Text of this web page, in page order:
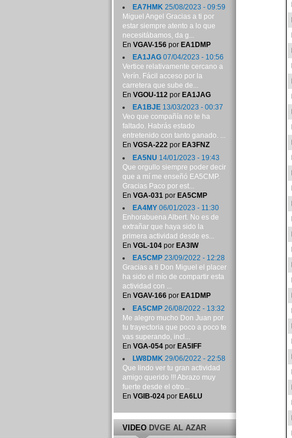
EA7HMK 25/08/2023 - 09:59
Miguel Angel Gracias a ti por
estar siempre atento a lo que
necesitábamos, da g...
En VGAV-156por EA1DMP
EA1JAG07/04/2023 - 10:56
Vertice relativamente cercano a
Verín. Fácil acceso por la
carretera que sube de...
En VGOU-112por EA1JAG
EA1BJE13/03/2023 - 00:37
Veo que compañía no te ha
faltado. Habrás estado
entretenido con tanto ganado. ...
En VGSA-222por EA3FNZ
EA5NU 14/01/2023 - 19:43
Que orgullo siempre poder decir
que a mí me enseñó EA5CMP.
Gracias Paco por est...
En VGA-031 por EA5CMP
EA4MY06/01/2023 - 11:30
Enhorabuena Albert. No es de
extrañar que haya sido la
primera actividad desde es...
En VGL-104por EA3IW
EA5CMP23/09/2022 - 12:28
Gracias a ti Don Miguel el placer
ha sido el mío de compartir esta
actividad con ...
En VGAV-166por EA1DMP
EA5CMP26/08/2022 - 13:32
Me alegro mucho Don Juan por
tu trayectoria que poco a poco te
vas superando, incl...
En VGA-054por EA5IFF
LW8DMK29/06/2022 - 22:58
Que lindo ver tu gran actividad
amigo querido !!! Abrazo muy
fuerte desde el otro...
En VGIB-024por EA6LU
VIDEODVGE AL AZAR